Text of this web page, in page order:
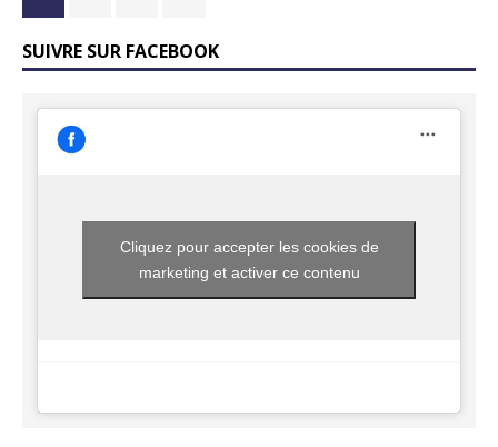
SUIVRE SUR FACEBOOK
Cliquez pour accepter les cookies de
marketing et activer ce contenu